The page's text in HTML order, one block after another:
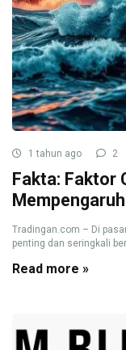
1 tahun ago 2
Fakta: Faktor
Tradingan.com – Di
penting dan seringkali
Read more »